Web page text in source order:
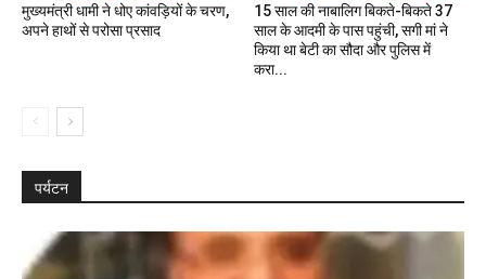
मुख्यमंत्री धामी ने धोए कांवड़ियों के चरण,
अपने हाथों से परोसा प्रसाद
15 साल की नाबालिग बिकते-बिकते 37
साल के आदमी के पास पहुंची, सगी मां ने
किया था बेटी का सौदा और पुलिस में
करा...
पर्यटन